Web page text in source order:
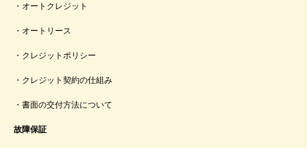
オートクレジット
オートリース
クレジットポリシー
クレジット契約の仕組み
書面の交付方法について
故障保証